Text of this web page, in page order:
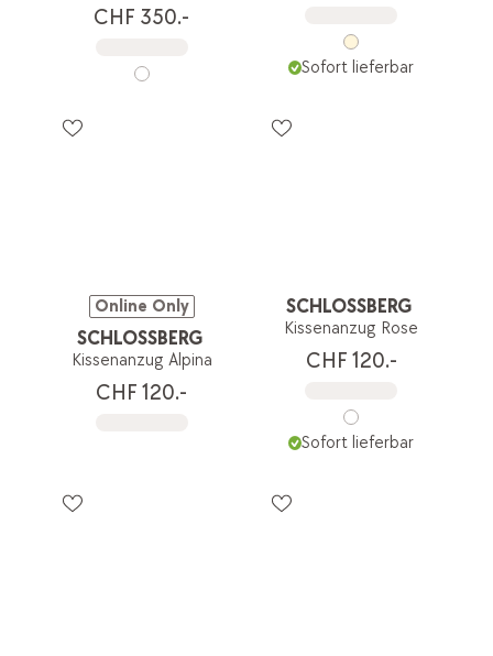
CHF 350.-
Sofort lieferbar
Online Only
SCHLOSSBERG
Kissenanzug Alpina
CHF 120.-
SCHLOSSBERG
Kissenanzug Rose
CHF 120.-
Sofort lieferbar